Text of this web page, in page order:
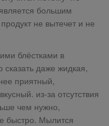
большим
не вытечет и не
блёстками в
даже жидкая,
приятный,
из-за отсутствия
чем нужно,
быстро. Мылится